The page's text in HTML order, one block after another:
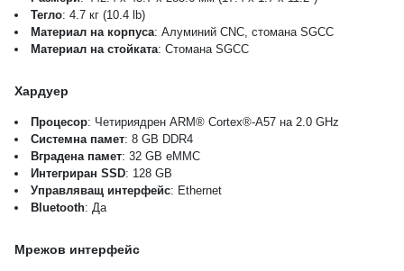
Тегло: 4.7 кг (10.4 lb)
Материал на корпуса: Алуминий CNC, стомана SGCC
Материал на стойката: Стомана SGCC
Хардуер
Процесор: Четириядрен ARM® Cortex®-A57 на 2.0 GHz
Системна памет: 8 GB DDR4
Вградена памет: 32 GB eMMC
Интегриран SSD: 128 GB
Управляващ интерфейс: Ethernet
Bluetooth: Да
Мрежов интерфейс